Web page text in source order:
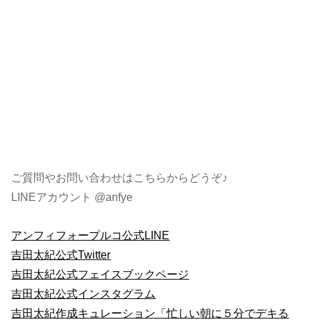
ご質問やお問い合わせはこちらからどうぞ♪
LINEアカウント @anfye
アンフィフォープルコ公式LINE
吉田太紀公式Twitter
吉田太紀公式フェイスブックページ
吉田太紀公式インスタグラム
吉田太紀作成キュレーション「忙しい朝に５分でデキる